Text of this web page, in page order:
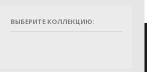
ВЫБЕРИТЕ КОЛЛЕКЦИЮ: